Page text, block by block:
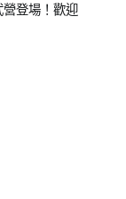
登場！歡迎